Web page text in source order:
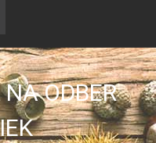
ODBER